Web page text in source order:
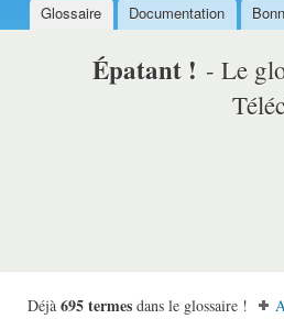
Menu principal
Glossaire Documentation
Épatant ! - Le
Déjà 695 termes dans le glossaire !